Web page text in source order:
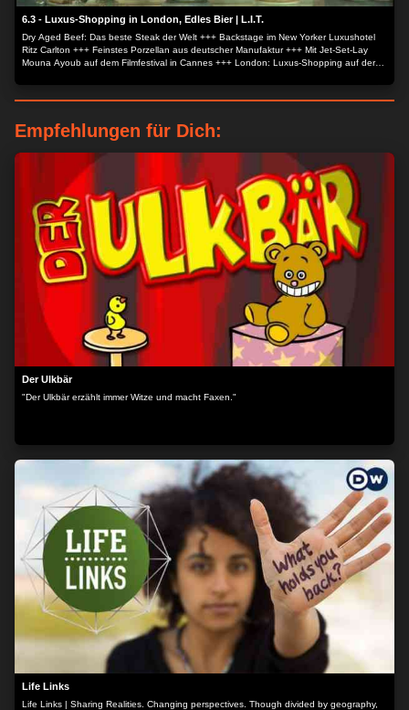
6.3 - Luxus-Shopping in London, Edles Bier | L.I.T.
Dry Aged Beef: Das beste Steak der Welt +++ Backstage im New Yorker Luxushotel
Ritz Carlton +++ Feinstes Porzellan aus deutscher Manufaktur +++ Mit Jet-Set-Lay
Mouna Ayoub auf dem Filmfestival in Cannes +++ London: Luxus-Shopping auf der
Empfehlungen für Dich:
Der Ulkbär
"Der Ulkbär erzählt immer Witze und macht Faxen."
Life Links
Life Links | Sharing Realities. Changing perspectives. Though divided by geography,